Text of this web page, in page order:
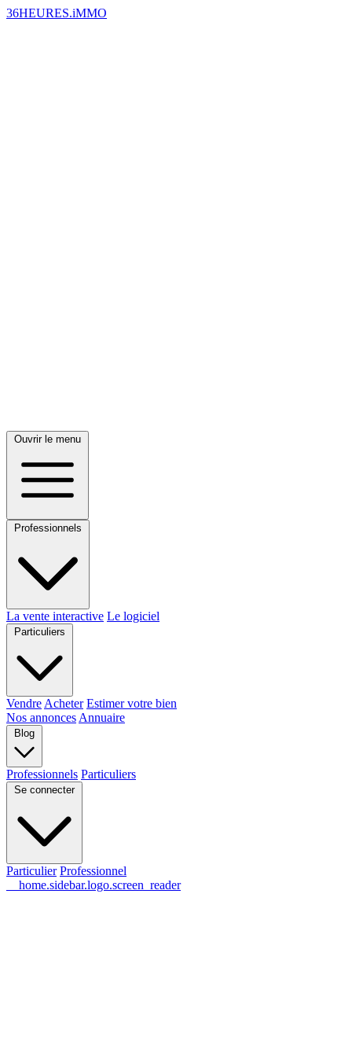
36HEURES.iMMO
Ouvrir le menu
Professionnels
La vente interactive Le logiciel
Particuliers
Vendre Acheter Estimer votre bien
Nos annonces Annuaire
Blog
Professionnels Particuliers
Se connecter
Particulier Professionnel
__home.sidebar.logo.screen_reader